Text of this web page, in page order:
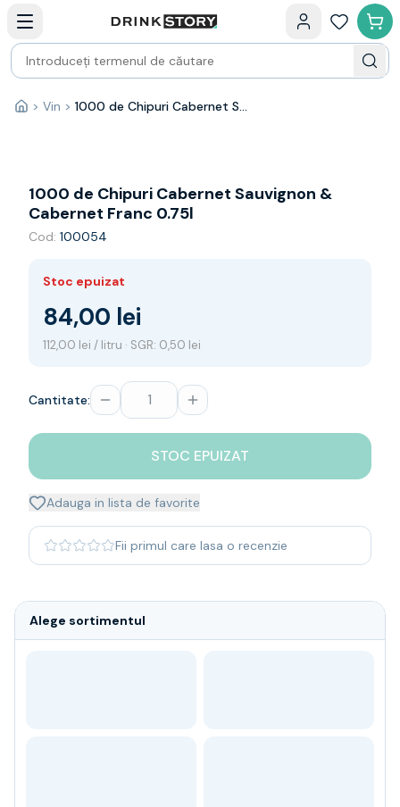
Bauturi fine — selectie
Produse Noi
Cosuri cadou
Pachete & Cadouri
Vin
Franta
Spania
Africa de Sud
Germania
Noua Zeelanda
Spumante
Sampanie
Single malt
Japanese
Bourbon
Blanded Japanese
Canadian
Rom
Vodka
Acasă
> Vin > 1000 de Chipuri Cabernet Sauvignon & Cabernet Franc 0.75l
1000 de Chipuri Cabernet Sauvignon &
Cabernet Franc 0.75l
Cod: 100054
Stoc epuizat
84,00 lei
112,00 lei / litru · SGR: 0,50 lei
Cantitate:
STOC EPUIZAT
Adauga in lista de favorite
Fii primul care lasa o recenzie
Alege sortimentul